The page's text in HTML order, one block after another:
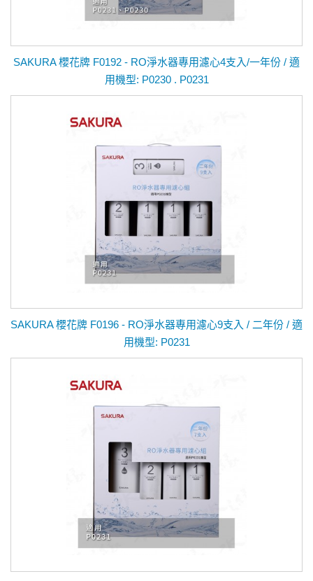
SAKURA 櫻花牌 F0192 - RO淨水器專用濾心4支入/一年份 / 適
用機型: P0230 . P0231
SAKURA 櫻花牌 F0196 - RO淨水器專用濾心9支入 / 二年份 / 適
用機型: P0231